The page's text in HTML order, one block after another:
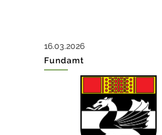
16.03.2026
Fundamt